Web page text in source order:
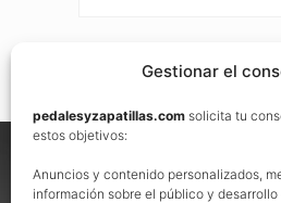
Gestionar el
pedalesyzapatillas.com solicita tu
estos objetivos:
Anuncios y contenido personalizados,
información sobre el público y
Footer
Nos vemos en las redes